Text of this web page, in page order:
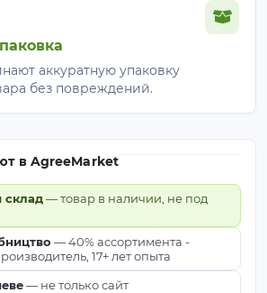
аккуратную упаковку
без повреждений.
в AgreeMarket
склад— товар в наличии, не под
— 40% ассортимента -
17+ лет опыта
— не только сайт